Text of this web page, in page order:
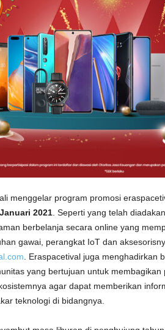
menggelar program promosi
2021. Seperti yang telah
berbelanja secara online yang
gawai, perangkat IoT dan
. Eraspacetival juga menghadirkan
yang bertujuan untuk
agar dapat memberikan
teknologi di bidangnya.